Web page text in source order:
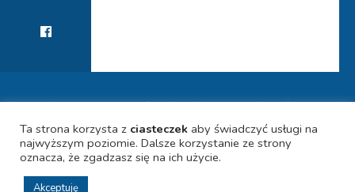
KIERUNEK PRZYSZŁOŚĆ! WSPIERAMY KARIERY
© 2021 SPECJALISTYCZNA PORADNIA PSYCHOLOGICZNO-
PEDAGOGICZNA PN. "Krakowski Ośrodek Kariery" w Krakowie.
Ta strona korzysta z ciasteczek aby świadczyć usługi na
najwyższym poziomie. Dalsze korzystanie ze strony
oznacza, że zgadzasz się na ich użycie.
Akceptuję